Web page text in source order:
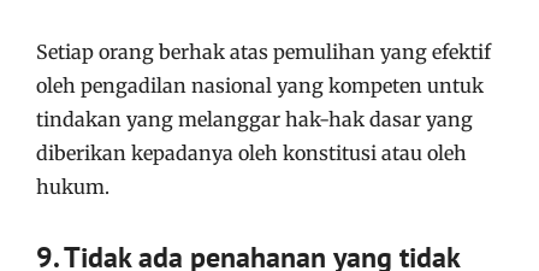
Setiap orang berhak atas pemulihan yang efektif
oleh pengadilan nasional yang kompeten untuk
tindakan yang melanggar hak-hak dasar yang
diberikan kepadanya oleh konstitusi atau oleh
hukum.
9. Tidak ada penahanan yang tidak